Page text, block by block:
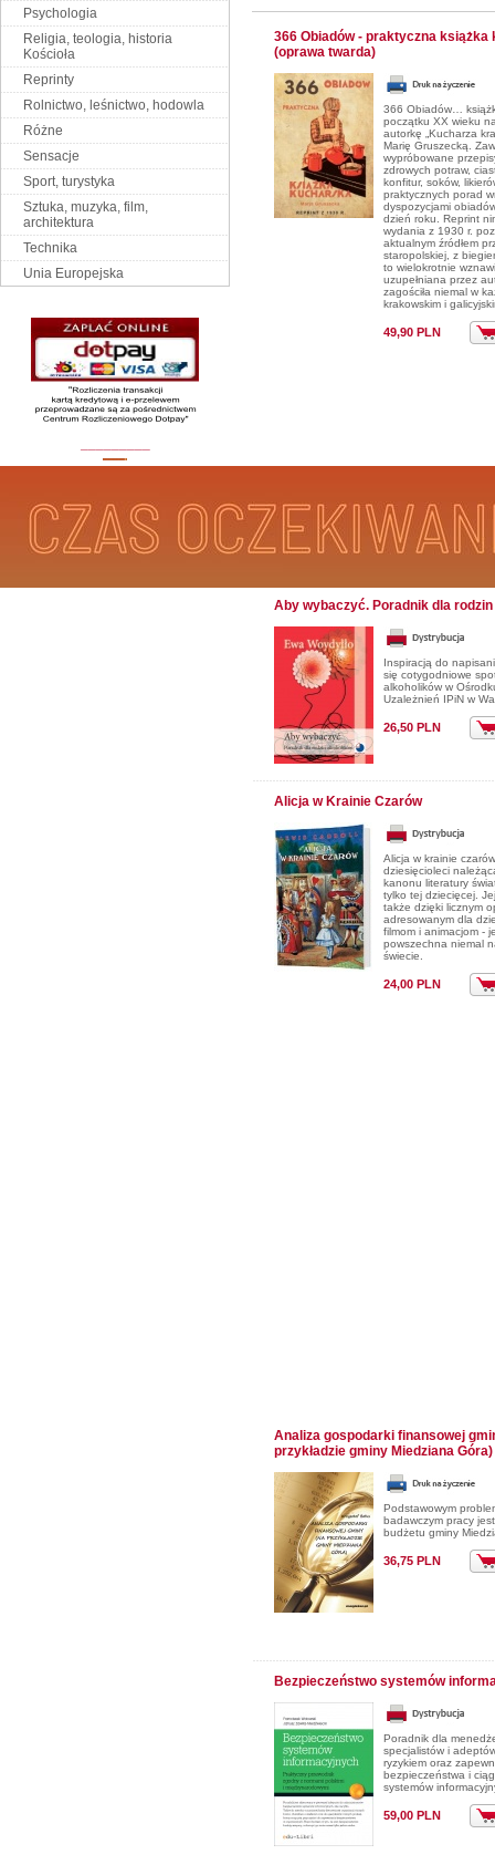
Psychologia
Religia, teologia, historia
Kościoła
Reprinty
Rolnictwo, leśnictwo, hodowla
Różne
Sensacje
Sport, turystyka
Sztuka, muzyka, film,
architektura
Technika
Unia Europejska
366 Obiadów - praktyczna książka
(oprawa twarda)
366 Obiadów…
początku XX wieku
autorkę „Kucharza
Marię Gruszecką.
wypróbowane
zdrowych potraw,
konfitur, soków,
praktycznych porad
dyspozycjami
dzień roku. Reprint
wydania z 1930 r.
aktualnym źródłem
staropolskiej, z
to wielokrotnie
uzupełniana przez
zagościła niemal w
krakowskim i
49,90 PLN
Aby wybaczyć. Poradnik dla
Inspiracją do
się cotygodniowe
alkoholików w
Uzależnień IPiN w
26,50 PLN
Alicja w Krainie Czarów
Alicja w krainie
dziesięcioleci
kanonu literatury
tylko tej dziecięcej.
także dzięki licznym
adresowanym dla
filmom i animacjom -
powszechna niemal
świecie.
24,00 PLN
Analiza gospodarki finansowej
przykładzie gminy Miedziana Góra)
Podstawowym
badawczym pracy
budżetu gminy
36,75 PLN
Bezpieczeństwo systemów
Poradnik dla
specjalistów i
ryzykiem oraz
bezpieczeństwa i
systemów
59,00 PLN